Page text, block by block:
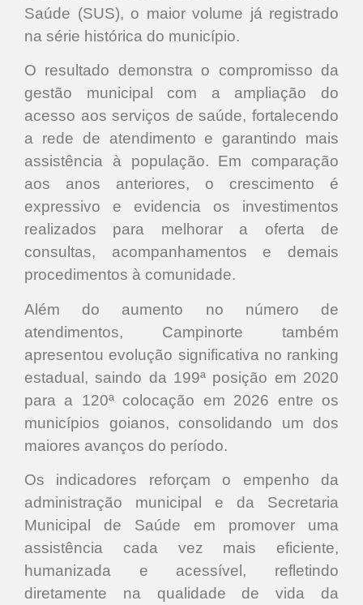
Saúde (SUS), o maior volume já registrado
na série histórica do município.
O resultado demonstra o compromisso da
gestão municipal com a ampliação do
acesso aos serviços de saúde, fortalecendo
a rede de atendimento e garantindo mais
assistência à população. Em comparação
aos anos anteriores, o crescimento é
expressivo e evidencia os investimentos
realizados para melhorar a oferta de
consultas, acompanhamentos e demais
procedimentos à comunidade.
Além do aumento no número de
atendimentos, Campinorte também
apresentou evolução significativa no ranking
estadual, saindo da 199ª posição em 2020
para a 120ª colocação em 2026 entre os
municípios goianos, consolidando um dos
maiores avanços do período.
Os indicadores reforçam o empenho da
administração municipal e da Secretaria
Municipal de Saúde em promover uma
assistência cada vez mais eficiente,
humanizada e acessível, refletindo
diretamente na qualidade de vida da